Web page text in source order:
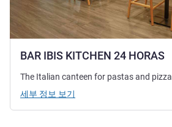
BAR IBIS KITCHEN 24 HORAS
The Italian canteen for pastas and pizza
세부 정보 보기